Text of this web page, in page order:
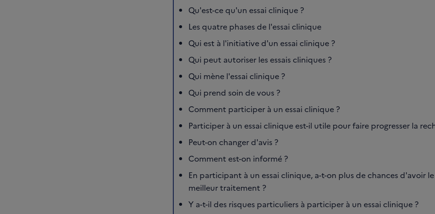
Qu'est-ce qu'un essai clinique ?
Les quatre phases de l'essai clinique
Qui est à l'initiative d'un essai clinique ?
Qui peut autoriser les essais cliniques ?
Qui mène l'essai clinique ?
Qui prend soin de vous ?
Comment participer à un essai clinique ?
Participer à un essai clinique est-il utile pour faire progresser la
Peut-on changer d'avis ?
Comment est-on informé ?
En participant à un essai clinique, a-t-on plus de chances d'avoir le
meilleur traitement ?
Y a-t-il des risques particuliers à participer à un essai clinique ?